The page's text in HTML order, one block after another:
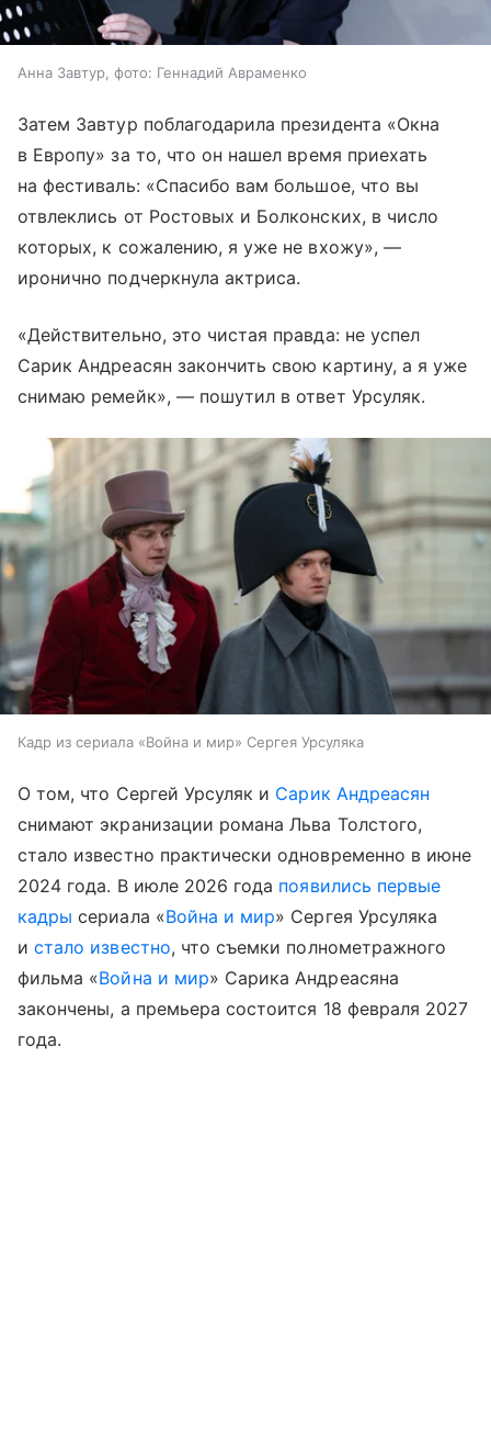
Анна Завтур, фото: Геннадий Авраменко
Затем Завтур поблагодарила президента «Окна
в Европу» за то, что он нашел время приехать
на фестиваль: «Спасибо вам большое, что вы
отвлеклись от Ростовых и Болконских, в число
которых, к сожалению, я уже не вхожу», —
иронично подчеркнула актриса.
«Действительно, это чистая правда: не успел
Сарик Андреасян закончить свою картину, а я уже
снимаю ремейк», — пошутил в ответ Урсуляк.
Кадр из сериала «Война и мир» Сергея Урсуляка
О том, что Сергей Урсуляк и Сарик Андреасян
снимают экранизации романа Льва Толстого,
стало известно практически одновременно в июне
2024 года. В июле 2026 года появились первые
кадры сериала «Война и мир» Сергея Урсуляка
истало известно, что съемки полнометражного
фильма «Война и мир» Сарика Андреасяна
закончены, а премьера состоится 18 февраля 2027
года.